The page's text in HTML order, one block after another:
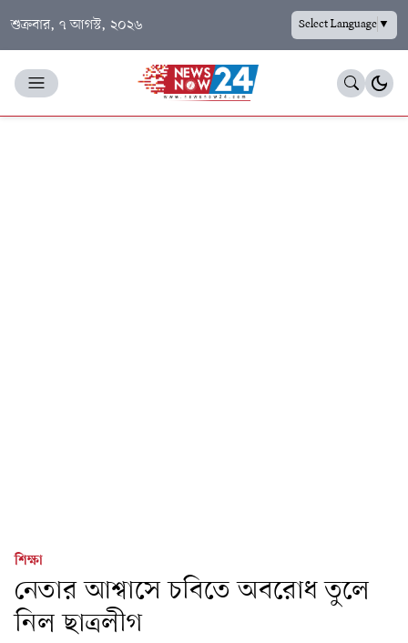
শুক্রবার, ৭ আগস্ট, ২০২৬ Select Language▼
শিক্ষা
নেতার আশ্বাসে চবিতে অবরোধ তুলে
নিল ছাত্রলীগ